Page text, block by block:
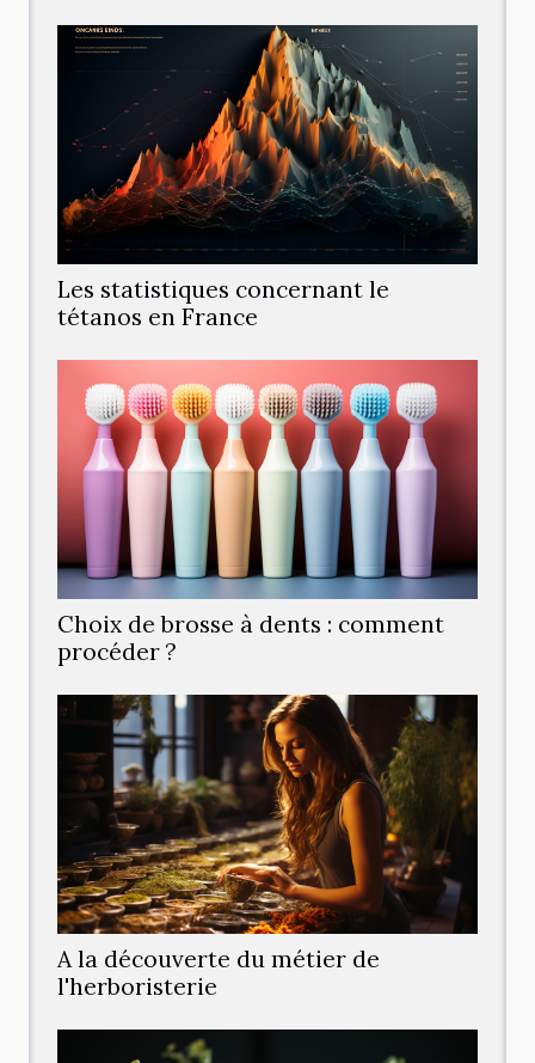
Les statistiques concernant le
tétanos en France
Choix de brosse à dents : comment
procéder ?
A la découverte du métier de
l'herboristerie